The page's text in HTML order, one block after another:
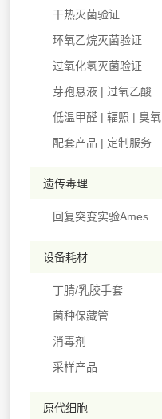
干热灭菌验证
环氧乙烷灭菌验证
过氧化氢灭菌验证
芽孢悬液 | 过氧乙酸
低温甲醛 | 辐照 | 臭氧
配套产品 | 定制服务
遗传毒理
回复突变实验Ames
设备耗材
丁腈/乳胶手套
菌种保藏管
消毒剂
采样产品
原代细胞